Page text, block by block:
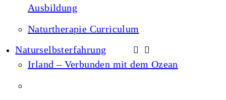
Ausbildung
Naturtherapie Curriculum
Naturselbsterfahrung
Irland – Verbunden mit dem Ozean